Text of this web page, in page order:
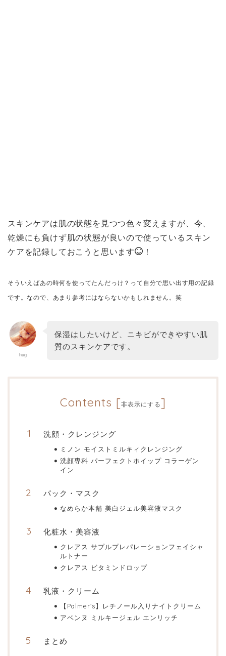
スキンケアは肌の状態を見つつ色々変えますが、今、
乾燥にも負けず肌の状態が良いので使っているスキン
ケアを記録しておこうと思います
！
そういえばあの時何を使ってたんだっけ？って自分で思い出す用の記録
です。なので、あまり参考にはならないかもしれません。笑
hug
保湿はしたいけど、ニキビができやすい肌
質のスキンケアです。
Contents [非表示にする]
洗顔・クレンジング
ミノン モイストミルキィクレンジング
洗顔専科 パーフェクトホイップ コラーゲン
イン
パック・マスク
なめらか本舗 美白ジェル美容液マスク
化粧水・美容液
クレアス サプルプレパレーションフェイシャ
ルトナー
クレアス ビタミンドロップ
乳液・クリーム
【Palmer’s】レチノール入りナイトクリーム
アベンヌ ミルキージェル エンリッチ
まとめ